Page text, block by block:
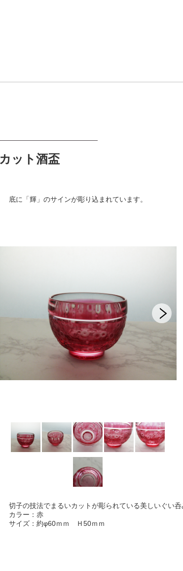
カット酒盃
底に「輝」のサインが彫り込まれています。
切子の技法でまるいカットが彫られている美しいぐい呑
カラー：赤
サイズ：約φ60ｍｍ Ｈ50ｍｍ